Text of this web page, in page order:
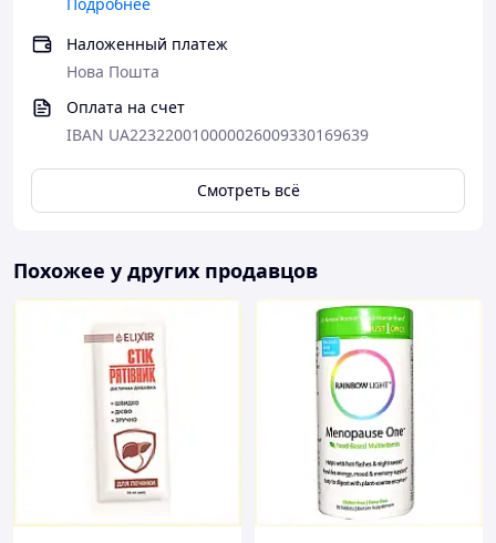
Наложенный платеж
Нова Пошта
Оплата на счет
IBAN UA223220010000026009330169639
Смотреть всё
Похожее у других продавцов